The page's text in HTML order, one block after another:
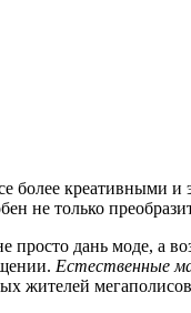
более
не только
дань моде, а
Естественные
жителей